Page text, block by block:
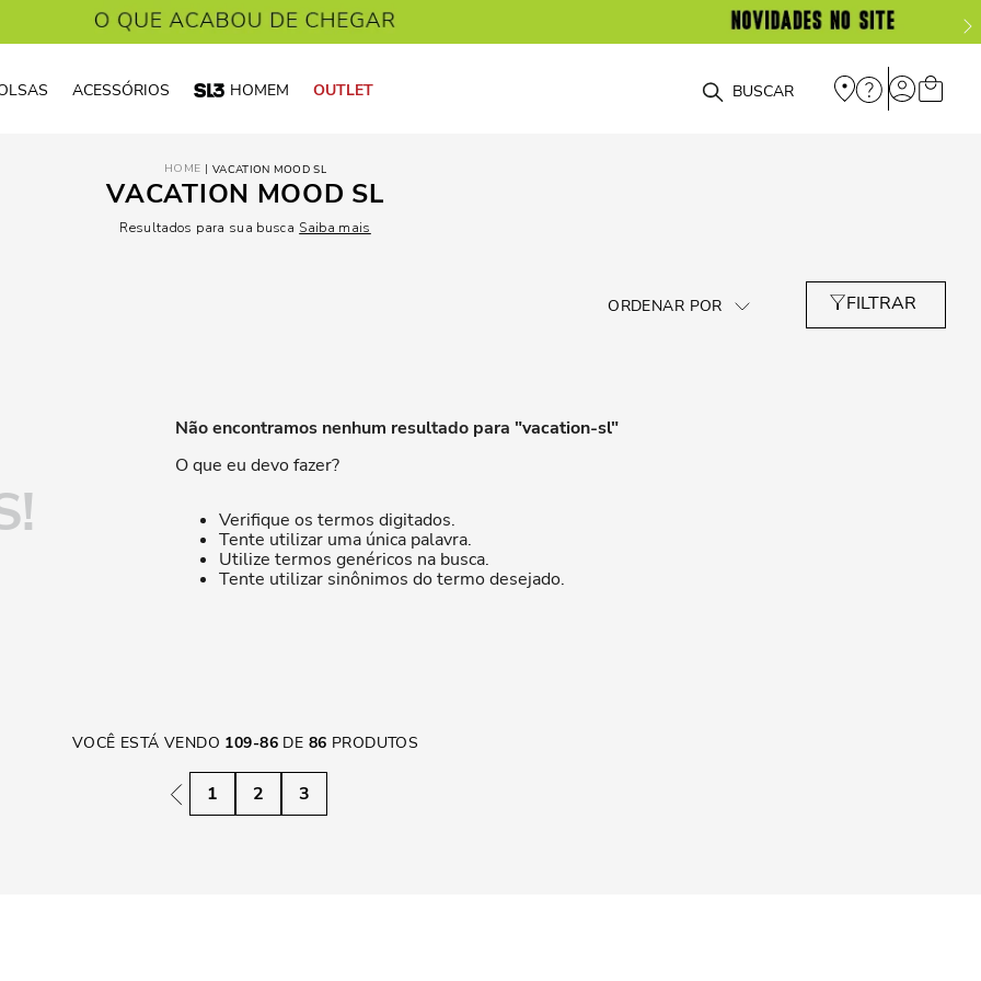
ACESSÓRIOS HOMEM OUTLET O que você está procurando?
VACATION MOOD SL
VACATION MOOD SL
Resultados para sua busca Saiba mais
Não encontramos nenhum resultado para "vacation-sl"
O que eu devo fazer?
Verifique os termos digitados.
Tente utilizar uma única palavra.
Utilize termos genéricos na busca.
Tente utilizar sinônimos do termo desejado.
VOCÊ ESTÁ VENDO 109-86 DE 86 PRODUTOS
1 2 3